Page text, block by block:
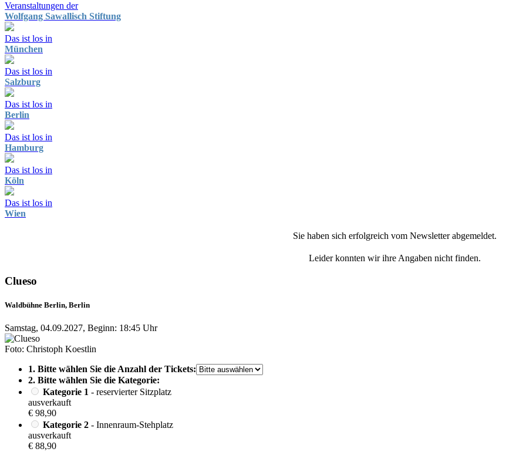
Veranstaltungen der
Wolfgang Sawallisch Stiftung
Das ist los in
München
Das ist los in
Salzburg
Das ist los in
Berlin
Das ist los in
Hamburg
Das ist los in
Köln
Das ist los in
Wien
Sie haben sich erfolgreich vom Newsletter abgemeldet.
Leider konnten wir ihre Angaben nicht finden.
Clueso
Waldbühne Berlin, Berlin
Samstag, 04.09.2027, Beginn: 18:45 Uhr
Foto: Christoph Koestlin
1. Bitte wählen Sie die Anzahl der Tickets:
2. Bitte wählen Sie die Kategorie:
Kategorie 1 - reservierter Sitzplatz
ausverkauft
€ 98,90
Kategorie 2 - Innenraum-Stehplatz
ausverkauft
€ 88,90